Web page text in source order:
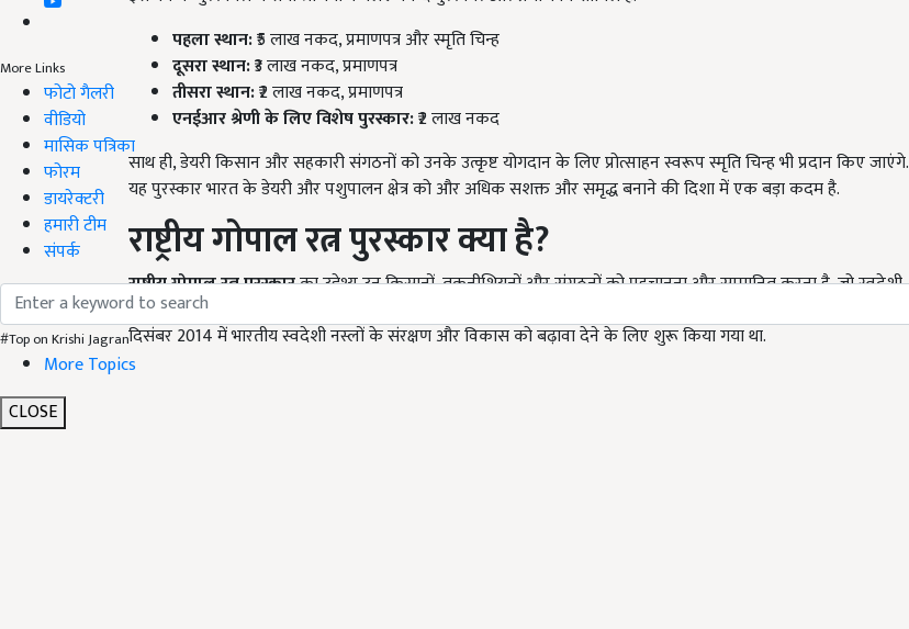
More Links
फोटो गैलरी
वीडियो
मासिक पत्रिका
फोरम
डायरेक्टरी
हमारी टीम
संपर्क
#Top on Krishi Jagran
More Topics
CLOSE
पहला स्थान:₹5 लाख नकद, प्रमाणपत्र और स्मृति चिन्ह
दूसरा स्थान:₹3 लाख नकद, प्रमाणपत्र
तीसरा स्थान:₹2 लाख नकद, प्रमाणपत्र
एनईआर श्रेणी के लिए विशेष पुरस्कार:₹2 लाख नकद
साथ ही, डेयरी किसान और सहकारी संगठनों को उनके उत्कृष्ट योगदान के लिए प्रोत्साहन स्वरूप स्मृति चिन्ह भी प्रदान किए जाएंगे.
यह पुरस्कार भारत के डेयरी और पशुपालन क्षेत्र को और अधिक सशक्त और समृद्ध बनाने की दिशा में एक बड़ा कदम है.
राष्ट्रीय गोपाल रत्न पुरस्कार क्या है?
राष्ट्रीय गोपाल रत्न पुरस्कारका उद्देश्य उन किसानों, तकनीशियनों और संगठनों को पहचानना और सम्मानित करना है, जो स्वदेशी
नस्लों के विकास और डेयरी क्षेत्र में उल्लेखनीय योगदान दे रहे हैं. यह पुरस्कार
दिसंबर 2014 में भारतीय स्वदेशी नस्लों के संरक्षण और विकास को बढ़ावा देने के लिए शुरू किया गया था.